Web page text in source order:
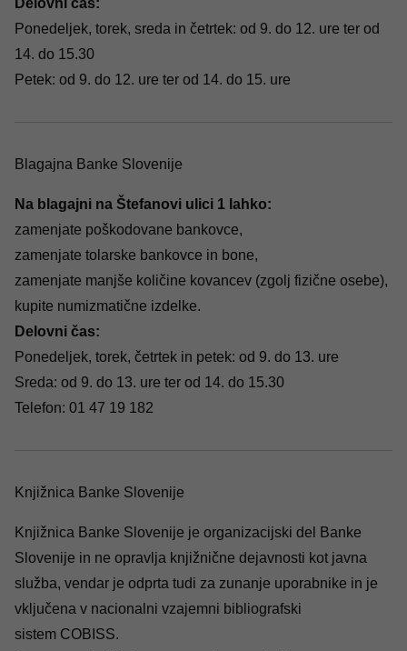
Delovni čas:
Ponedeljek, torek, sreda in četrtek: od 9. do 12. ure ter od
14. do 15.30
Petek: od 9. do 12. ure ter od 14. do 15. ure
Blagajna Banke Slovenije
Na blagajni na Štefanovi ulici 1 lahko:
zamenjate poškodovane bankovce,
zamenjate tolarske bankovce in bone,
zamenjate manjše količine kovancev (zgolj fizične osebe),
kupite numizmatične izdelke.
Delovni čas:
Ponedeljek, torek, četrtek in petek: od 9. do 13. ure
Sreda: od 9. do 13. ure ter od 14. do 15.30
Telefon: 01 47 19 182
Knjižnica Banke Slovenije
Knjižnica Banke Slovenije je organizacijski del Banke
Slovenije in ne opravlja knjižnične dejavnosti kot javna
služba, vendar je odprta tudi za zunanje uporabnike in je
vključena v nacionalni vzajemni bibliografski
sistem COBISS.